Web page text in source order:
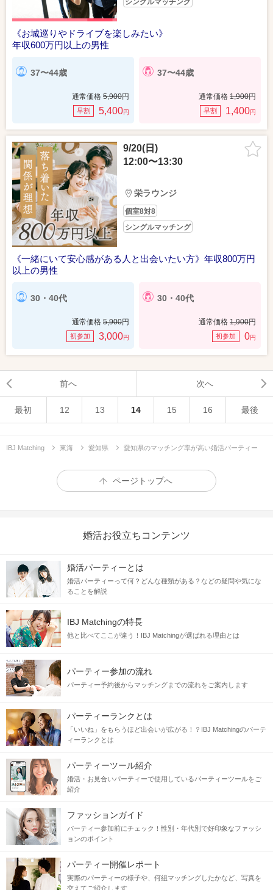
シングルマッチング
《お城巡りやドライブを楽しみたい》
年収600万円以上の男性
37〜44歳
通常価格 5,900円
早割 5,400円
37〜44歳
通常価格 1,900円
早割 1,400円
9/20(日)
12:00〜13:30
栄ラウンジ
個室8対8
シングルマッチング
《一緒にいて安心感がある人と出会いたい方》年収800万円
以上の男性
30・40代
通常価格 5,900円
初参加 3,000円
30・40代
通常価格 1,900円
初参加 0円
前へ 次へ
最初 12 13 14 15 16 最後
IBJ Matching 東海 愛知県 愛知県のマッチング率が高い婚活パーティー
ページトップへ
婚活お役立ちコンテンツ
婚活パーティーとは
婚活パーティーって何？どんな種類がある？などの疑問や気にな
ることを解説
IBJ Matchingの特長
他と比べてここが違う！IBJ Matchingが選ばれる理由とは
パーティー参加の流れ
パーティー予約後からマッチングまでの流れをご案内します
パーティーランクとは
「いいね」をもらうほど出会いが広がる！？IBJ Matchingのパーテ
ィーランクとは
パーティーツール紹介
婚活・お見合いパーティーで使用しているパーティーツールをご
紹介
ファッションガイド
パーティー参加前にチェック！性別・年代別で好印象なファッシ
ョンのポイント
パーティー開催レポート
実際のパーティーの様子や、何組マッチングしたかなど、写真を
交えてご紹介します